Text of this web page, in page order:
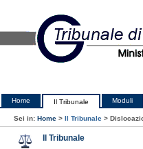
Home Il Tribunale Moduli
Sei in: Home > Il Tribunale >
Il Tribunale